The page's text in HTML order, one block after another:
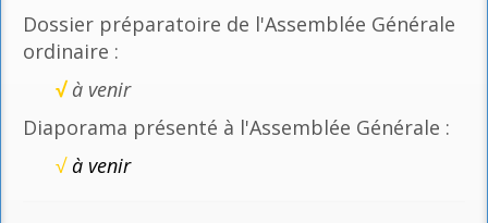
Dossier préparatoire de l'Assemblée Générale
ordinaire :
√ à venir
Diaporama présenté à l'Assemblée Générale :
√à venir